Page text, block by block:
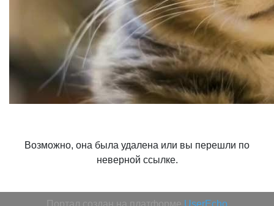
Возможно, она была удалена или вы перешли по
неверной ссылке.
Портал создан на платформе UserEcho